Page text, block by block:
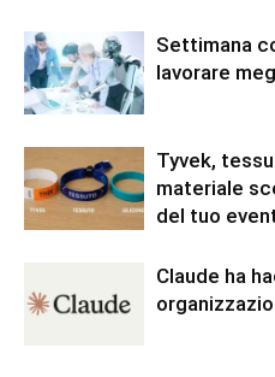
Settimana
lavorare
Tyvek,
materiale
del tuo
Claude ha